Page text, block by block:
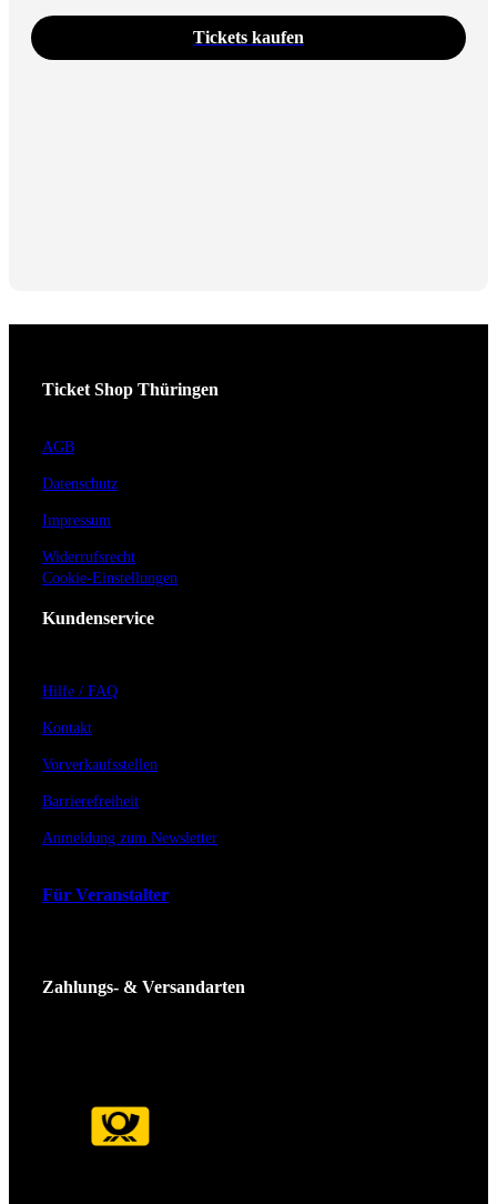
Tickets kaufen
Ticket Shop Thüringen
AGB
Datenschutz
Impressum
Widerrufsrecht
Cookie-Einstellungen
Kundenservice
Hilfe / FAQ
Kontakt
Vorverkaufsstellen
Barrierefreiheit
Anmeldung zum Newsletter
Für Veranstalter
Zahlungs- & Versandarten